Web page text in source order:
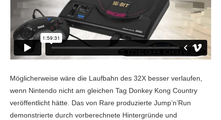
Möglicherweise wäre die Laufbahn des 32X besser verlaufen,
wenn Nintendo nicht am gleichen Tag Donkey Kong Country
veröffentlicht hätte. Das von Rare produzierte Jump’n’Run
demonstrierte durch vorberechnete Hintergründe und